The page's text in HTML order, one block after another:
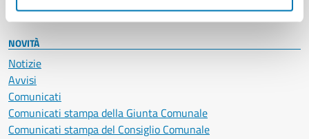
NOVITÀ
Notizie
Avvisi
Comunicati
Comunicati stampa della Giunta Comunale
Comunicati stampa del Consiglio Comunale